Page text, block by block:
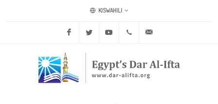
KISWAHILI
Facebook Twitter Youtube +20 2 25970400